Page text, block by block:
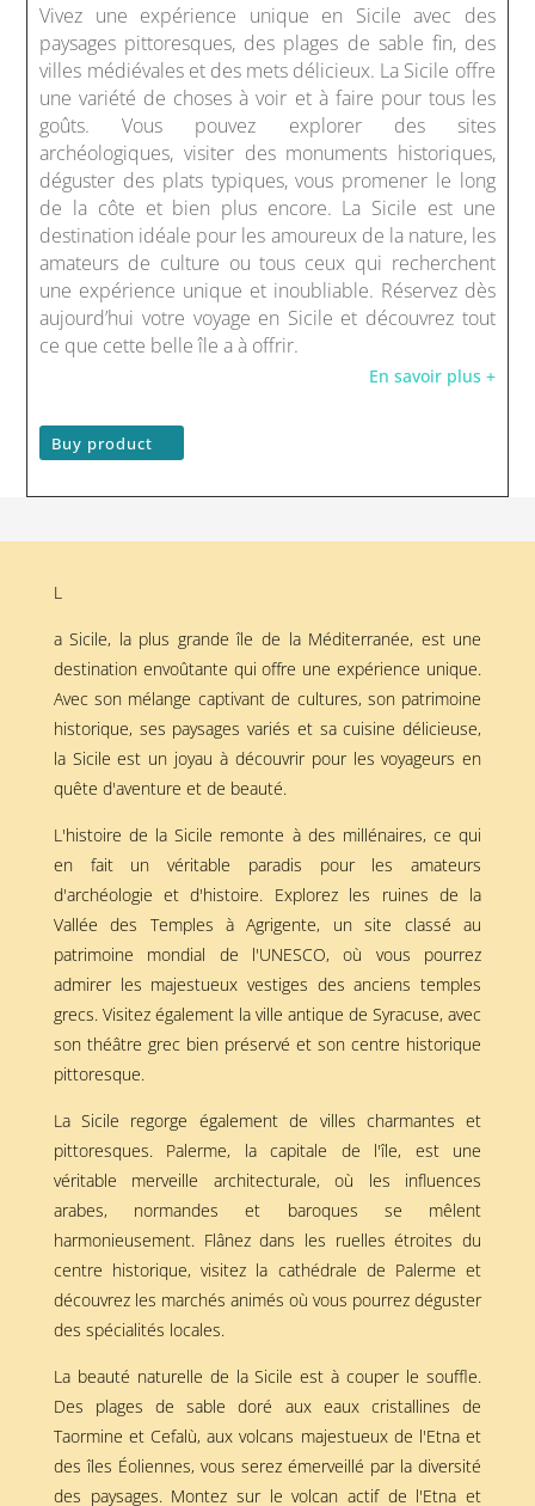
Vivez une expérience unique en Sicile avec des
paysages pittoresques, des plages de sable fin, des
villes médiévales et des mets délicieux. La Sicile offre
une variété de choses à voir et à faire pour tous les
goûts. Vous pouvez explorer des sites
archéologiques, visiter des monuments historiques,
déguster des plats typiques, vous promener le long
de la côte et bien plus encore. La Sicile est une
destination idéale pour les amoureux de la nature, les
amateurs de culture ou tous ceux qui recherchent
une expérience unique et inoubliable. Réservez dès
aujourd’hui votre voyage en Sicile et découvrez tout
ce que cette belle île a à offrir.
En savoir plus +
Buy product
L
a Sicile, la plus grande île de la Méditerranée, est une
destination envoûtante qui offre une expérience unique.
Avec son mélange captivant de cultures, son patrimoine
historique, ses paysages variés et sa cuisine délicieuse,
la Sicile est un joyau à découvrir pour les voyageurs en
quête d'aventure et de beauté.
L'histoire de la Sicile remonte à des millénaires, ce qui
en fait un véritable paradis pour les amateurs
d'archéologie et d'histoire. Explorez les ruines de la
Vallée des Temples à Agrigente, un site classé au
patrimoine mondial de l'UNESCO, où vous pourrez
admirer les majestueux vestiges des anciens temples
grecs. Visitez également la ville antique de Syracuse, avec
son théâtre grec bien préservé et son centre historique
pittoresque.
La Sicile regorge également de villes charmantes et
pittoresques. Palerme, la capitale de l'île, est une
véritable merveille architecturale, où les influences
arabes, normandes et baroques se mêlent
harmonieusement. Flânez dans les ruelles étroites du
centre historique, visitez la cathédrale de Palerme et
découvrez les marchés animés où vous pourrez déguster
des spécialités locales.
La beauté naturelle de la Sicile est à couper le souffle.
Des plages de sable doré aux eaux cristallines de
Taormine et Cefalù, aux volcans majestueux de l'Etna et
des îles Éoliennes, vous serez émerveillé par la diversité
des paysages. Montez sur le volcan actif de l'Etna et